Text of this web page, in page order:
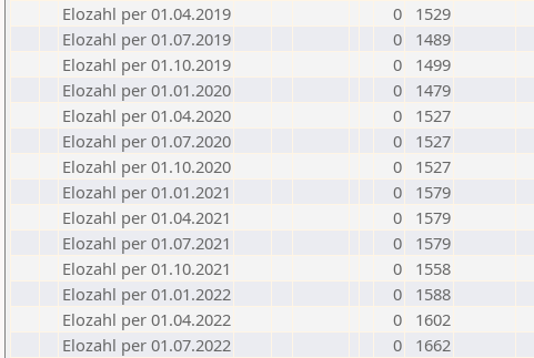
Elozahl per 01.04.2019
0
1529
Elozahl per 01.07.2019
0
1489
Elozahl per 01.10.2019
0
1499
Elozahl per 01.01.2020
0
1479
Elozahl per 01.04.2020
0
1527
Elozahl per 01.07.2020
0
1527
Elozahl per 01.10.2020
0
1527
Elozahl per 01.01.2021
0
1579
Elozahl per 01.04.2021
0
1579
Elozahl per 01.07.2021
0
1579
Elozahl per 01.10.2021
0
1558
Elozahl per 01.01.2022
0
1588
Elozahl per 01.04.2022
0
1602
Elozahl per 01.07.2022
0
1662